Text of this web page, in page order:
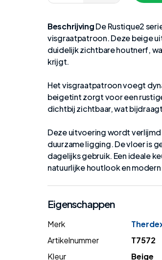
BeschrijvingDe Rustique2
visgraatpatroon. Deze beige
duidelijk zichtbare houtnerf,
krijgt.
Het visgraatpatroon voegt
beigetint zorgt voor een
dichtbij zichtbaar, wat
Deze uitvoering wordt
duurzame ligging. De vloer is
dagelijks gebruik. Een ideale
natuurlijke houtlook en
Eigenschappen
Merk
Artikelnummer
T7572
Kleur
Beige